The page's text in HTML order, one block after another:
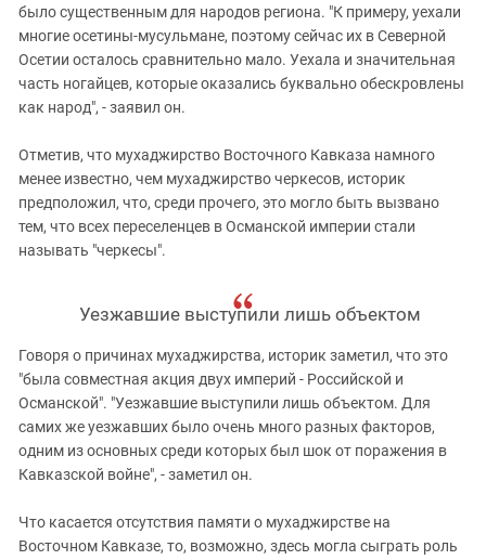
было существенным для народов региона. "К примеру, уехали
многие осетины-мусульмане, поэтому сейчас их в Северной
Осетии осталось сравнительно мало. Уехала и значительная
часть ногайцев, которые оказались буквально обескровлены
как народ", - заявил он.
Отметив, что мухаджирство Восточного Кавказа намного
менее известно, чем мухаджирство черкесов, историк
предположил, что, среди прочего, это могло быть вызвано
тем, что всех переселенцев в Османской империи стали
называть "черкесы".
Уезжавшие выступили лишь объектом
Говоря о причинах мухаджирства, историк заметил, что это
"была совместная акция двух империй - Российской и
Османской". "Уезжавшие выступили лишь объектом. Для
самих же уезжавших было очень много разных факторов,
одним из основных среди которых был шок от поражения в
Кавказской войне", - заметил он.
Что касается отсутствия памяти о мухаджирстве на
Восточном Кавказе, то, возможно, здесь могла сыграть роль